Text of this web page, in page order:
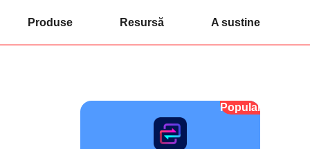
Produse Resursă A sustine
Popular